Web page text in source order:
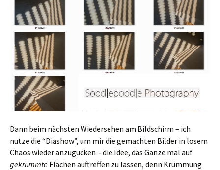
Dann beim nächsten Wiedersehen am Bildschirm – ich
nutze die “Diashow”, um mir die gemachten Bilder in losem
Chaos wieder anzugucken – die Idee, das Ganze mal auf
gekrümmte Flächen auftreffen zu lassen, denn Krümmung